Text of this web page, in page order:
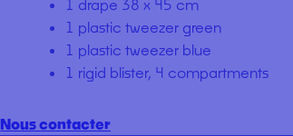
1 drape 38 x 45 cm
1 plastic tweezer green
1 plastic tweezer blue
1 rigid blister, 4 compartments
Nous contacter